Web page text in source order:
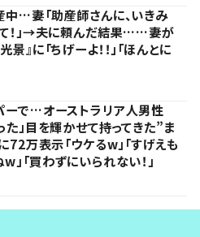
…妻「助産師さんに、いきみ
て！」→夫に頼んだ結果……妻が
』に「ちげーよ！！」「ほんとに
ーで…オーストラリア人男性
た」目を輝かせて持ってきた”ま
72万表示「ウケるw」「すげえも
」「買わずにいられない！」